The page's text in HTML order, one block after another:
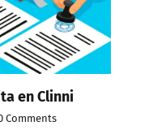
en Clinni
Comments